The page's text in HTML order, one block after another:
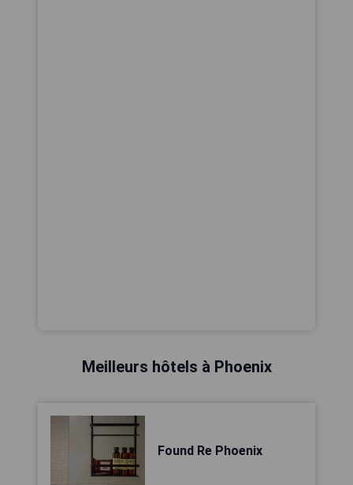
Meilleurs hôtels à Phoenix
Found Re Phoenix